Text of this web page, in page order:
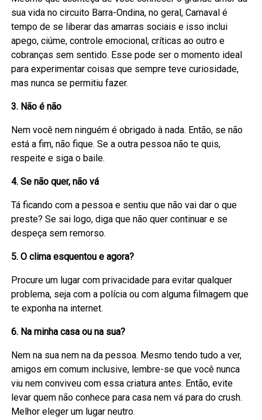
sua vida no circuito Barra-Ondina, no geral, Carnaval é
tempo de se liberar das amarras sociais e isso inclui
apego, ciúme, controle emocional, críticas ao outro e
cobranças sem sentido. Esse pode ser o momento ideal
para experimentar coisas que sempre teve curiosidade,
mas nunca se permitiu fazer.
3. Não é não
Nem você nem ninguém é obrigado à nada. Então, se não
está a fim, não fique. Se a outra pessoa não te quis,
respeite e siga o baile.
4. Se não quer, não vá
Tá ficando com a pessoa e sentiu que não vai dar o que
preste? Se sai logo, diga que não quer continuar e se
despeça sem remorso.
5. O clima esquentou e agora?
Procure um lugar com privacidade para evitar qualquer
problema, seja com a polícia ou com alguma filmagem que
te exponha na internet.
6. Na minha casa ou na sua?
Nem na sua nem na da pessoa. Mesmo tendo tudo a ver,
amigos em comum inclusive, lembre-se que você nunca
viu nem conviveu com essa criatura antes. Então, evite
levar quem não conhece para casa nem vá para do crush.
Melhor eleger um lugar neutro.